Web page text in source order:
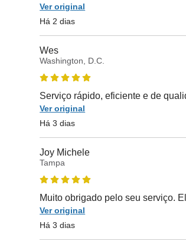
Ver original
Há 2 dias
Wes
Washington, D.C.
Serviço rápido, eficiente e de
Ver original
Há 3 dias
Joy Michele
Tampa
Muito obrigado pelo seu serviço.
Ver original
Há 3 dias